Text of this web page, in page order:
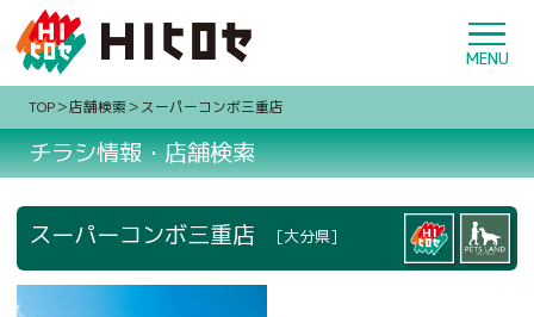
TOP 店舗検索 スーパーコンボ三重店
チラシ情報・店舗検索
スーパーコンボ三重店 [大分県]